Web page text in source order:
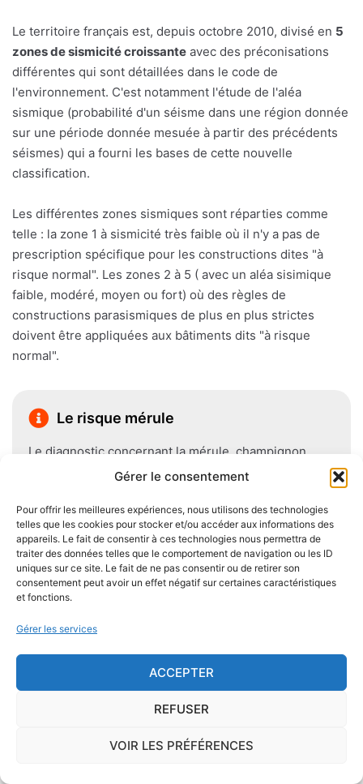
Gérer le consentement
Pour offrir les meilleures expériences, nous utilisons des technologies
telles que les cookies pour stocker et/ou accéder aux informations des
appareils. Le fait de consentir à ces technologies nous permettra de
traiter des données telles que le comportement de navigation ou les ID
uniques sur ce site. Le fait de ne pas consentir ou de retirer son
consentement peut avoir un effet négatif sur certaines caractéristiques
et fonctions.
Gérer les services
ACCEPTER
REFUSER
VOIR LES PRÉFÉRENCES
Le territoire français est, depuis octobre 2010, divisé en 5
zones de sismicité croissante avec des préconisations
différentes qui sont détaillées dans le code de
l'environnement. C'est notamment l'étude de l'aléa
sismique (probabilité d'un séisme dans une région donnée
sur une période donnée mesuée à partir des précédents
séismes) qui a fourni les bases de cette nouvelle
classification.
Les différentes zones sismiques sont réparties comme
telle : la zone 1 à sismicité très faible où il n'y a pas de
prescription spécifique pour les constructions dites "à
risque normal". Les zones 2 à 5 ( avec un aléa sisimique
faible, modéré, moyen ou fort) où des règles de
constructions parasismiques de plus en plus strictes
doivent être appliquées aux bâtiments dits "à risque
normal".
Le risque mérule
Le diagnostic concernant la mérule, champignon
lignivore n'est pas obligatoire pour la vente d'un bien
.Cependant, il est préférable d'être particulièrement
vigilant car des chantiers de champignons lignivores
existent dans de nombreuses communes partout en
France, en particulier dans le Finistère ou à Paris.
dans un logement contenant du bois, des règles sont
à respecter lors de la construction de celui-ci.
Utiliser des bois secs, éviter autant que possible le
contact direct entre le bois et le sol, s'assurer de
l'étanchéité des façades et toitures ou encore
prévoir des aérations en sous-sol limitent les risques
majeurs d'apparition de champignons lignivores.